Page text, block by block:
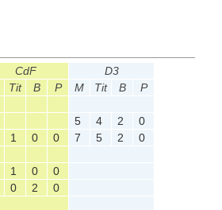
CdF
D3
Tit B P M Tit B
P
5 4 2
0
1 0 0 7 5 2
0
1 0
0
0 2
0